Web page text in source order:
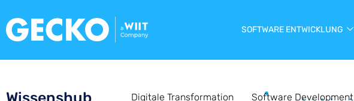
SOFTWARE ENTWICKLUNG
Wissenshub Digitale Transformation Software Development